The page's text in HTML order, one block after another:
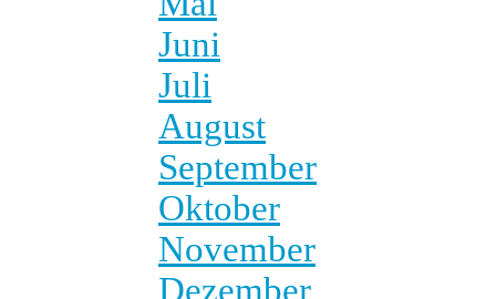
Juni
Juli
August
September
Oktober
November
Dezember